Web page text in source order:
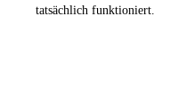
tatsächlich funktioniert.